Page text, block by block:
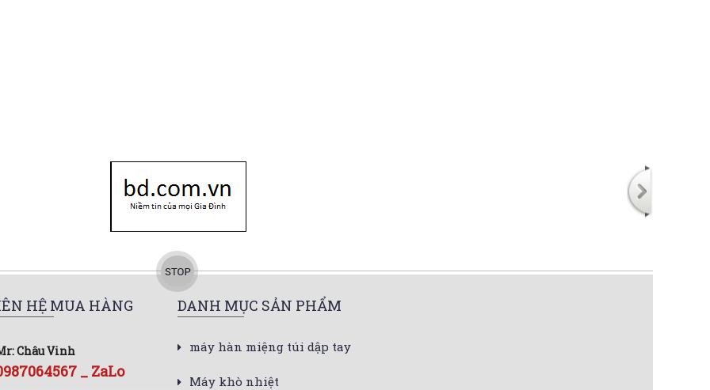
HỆ MUA HÀNG
Châu Vinh
_ ZaLo
DANH MỤC SẢN PHẨM
máy hàn miệng túi dập tay
Máy khò nhiệt